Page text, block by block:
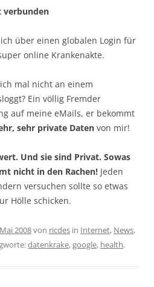
verbunden
über einen globalen Login für
online Krankenakte.
mal nicht an einem
Ein völlig Fremder
auf meine eMails, er bekommt
sehr private Daten von mir!
Und sie sind Privat. Sowas
nicht in den Rachen! Jeden
versuchen sollte so etwas
Hölle schicken.
2008von ricdes in Internet, News,
datenkrake,google, health.